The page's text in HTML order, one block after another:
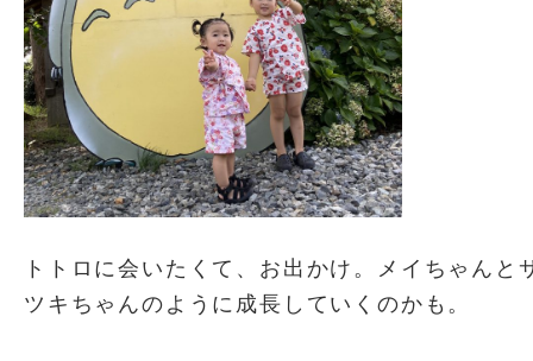
トトロに会いたくて、お出かけ。メイちゃんと
ツキちゃんのように成長していくのかも。